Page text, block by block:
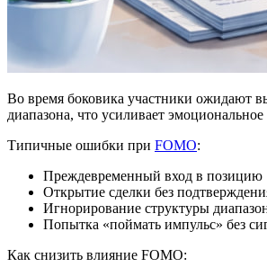
Во время боковика участники ожидают
диапазона, что усиливает
Типичные ошибки при FOMO:
Преждевременный вход в позицию
Открытие сделки без
Игнорирование структуры
Попытка «поймать импульс» без
Как снизить влияние FOMO: